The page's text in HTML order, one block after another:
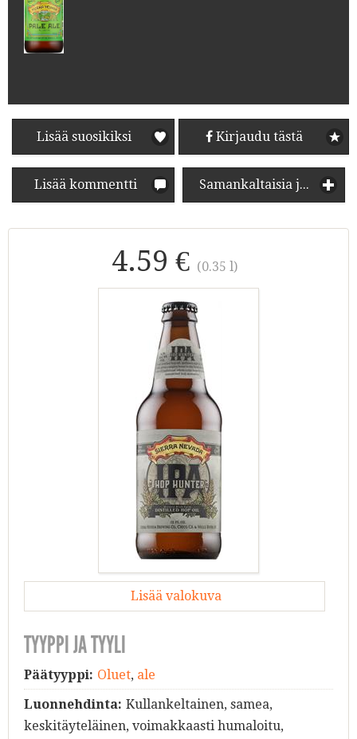
Lisää suosikiksi Kirjaudu tästä
Lisää kommentti Samankaltaisia juomia
4.59 € (0.35 l)
Lisää valokuva
TYYPPI JA TYYLI
Päätyyppi: Oluet, ale
Luonnehdinta: Kullankeltainen, samea,
keskitäyteläinen, voimakkaasti humaloitu,